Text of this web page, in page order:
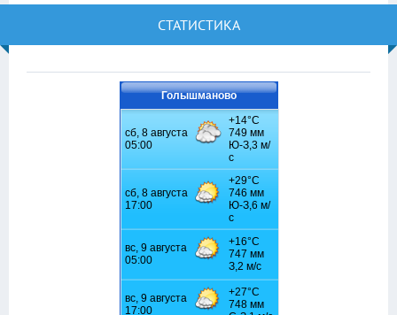
СТАТИСТИКА
Голышманово